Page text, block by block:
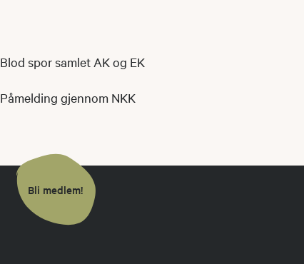
Blod spor samlet AK og EK
Påmelding gjennom NKK
Bli medlem!